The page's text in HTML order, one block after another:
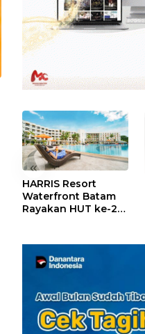
«
HARRIS Resort
Waterfront Batam
Rayakan HUT ke-24,
24%